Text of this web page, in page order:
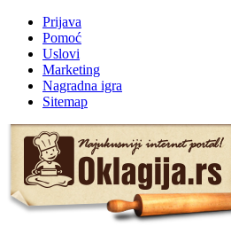
Prijava
Pomoć
Uslovi
Marketing
Nagradna igra
Sitemap